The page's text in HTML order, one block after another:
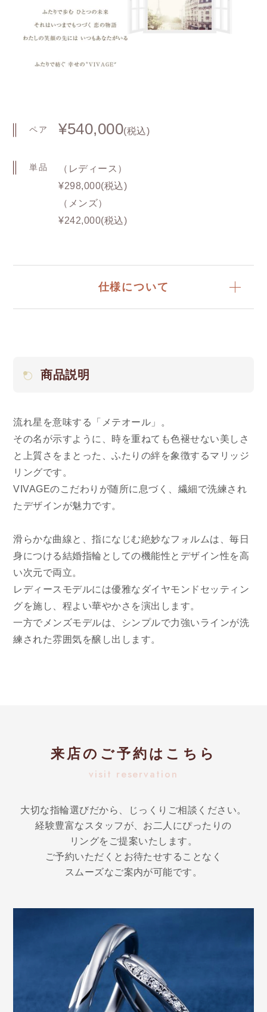
ペア ¥540,000(税込)
単品
（レディース）
¥298,000(税込)
（メンズ）
¥242,000(税込)
仕様について
商品説明
流れ星を意味する「メテオール」。
その名が示すように、時を重ねても色褪せない美しさ
と上質さをまとった、ふたりの絆を象徴するマリッジ
リングです。
VIVAGEのこだわりが随所に息づく、繊細で洗練され
たデザインが魅力です。
滑らかな曲線と、指になじむ絶妙なフォルムは、毎日
身につける結婚指輪としての機能性とデザイン性を高
い次元で両立。
レディースモデルには優雅なダイヤモンドセッティン
グを施し、程よい華やかさを演出します。
一方でメンズモデルは、シンプルで力強いラインが洗
練された雰囲気を醸し出します。
来店のご予約はこちら
visit reservation
大切な指輪選びだから、じっくりご相談ください。
経験豊富なスタッフが、お二人にぴったりの
リングをご提案いたします。
ご予約いただくとお待たせすることなく
スムーズなご案内が可能です。